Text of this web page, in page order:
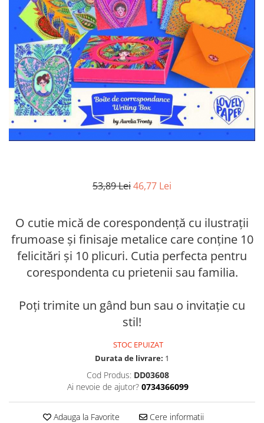
53,89 Lei46,77 Lei
O cutie mică de corespondență cu ilustrații
frumoase și finisaje metalice care conține 10
felicitări și 10 plicuri. Cutia perfecta pentru
corespondenta cu prietenii sau familia.
Poți trimite un gând bun sau o invitație cu
stil!
STOC EPUIZAT
Durata de livrare: 1
Cod Produs: DD03608
Ai nevoie de ajutor? 0734366099
Adauga la Favorite Cere informatii